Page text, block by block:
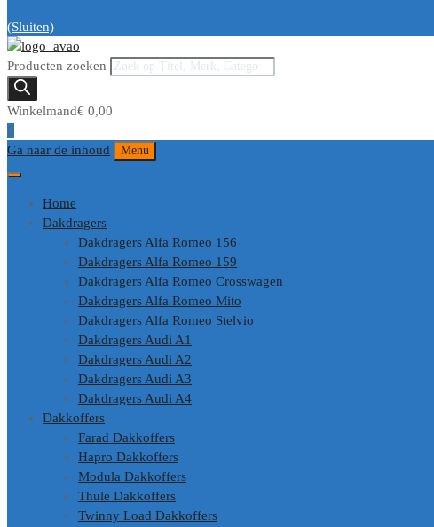
(Sluiten)
Producten zoeken
Winkelmand€ 0,00
0
Ga naar de inhoud
Menu
Home
Dakdragers
Dakdragers Alfa Romeo 156
Dakdragers Alfa Romeo 159
Dakdragers Alfa Romeo Crosswagen
Dakdragers Alfa Romeo Mito
Dakdragers Alfa Romeo Stelvio
Dakdragers Audi A1
Dakdragers Audi A2
Dakdragers Audi A3
Dakdragers Audi A4
Dakkoffers
Farad Dakkoffers
Hapro Dakkoffers
Modula Dakkoffers
Thule Dakkoffers
Twinny Load Dakkoffers